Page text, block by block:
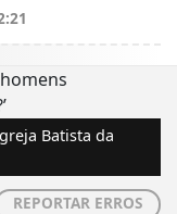
Batista da
REPORTAR ERROS